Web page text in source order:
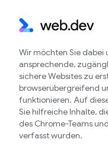
Wir möchten Sie dabei
ansprechende,
sichere Websites zu
browserübergreifend
funktionieren. Auf
Sie hilfreiche Inhalte,
des Chrome-Teams
verfasst wurden.